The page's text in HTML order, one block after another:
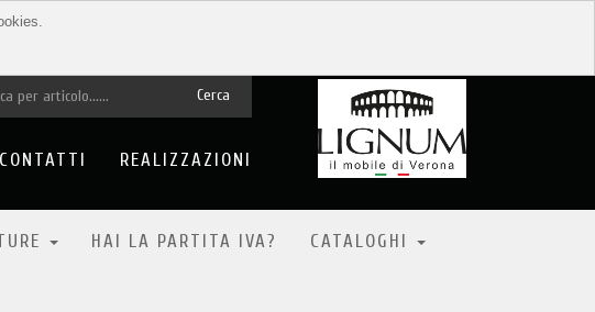
Cerca
CONTATTI REALIZZAZIONI
HAI LA PARTITA IVA? CATALOGHI